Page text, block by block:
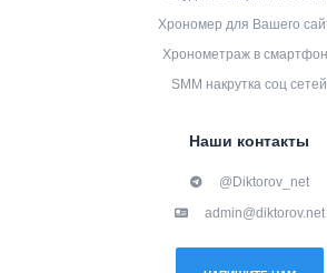
Хрономер для Вашего
Хронометраж в
SMM накрутка соц сетей
Наши контакты
@Diktorov_net
admin@diktorov.net